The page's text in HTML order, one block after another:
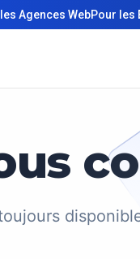
Agences WebPour les